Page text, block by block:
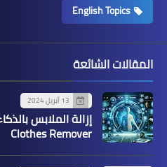
English Topics
المقالات الشائعة
13 أبريل 2024
Clothes Remover